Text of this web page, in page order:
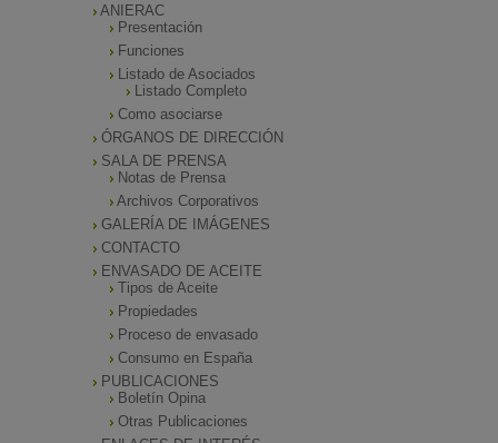
ANIERAC
Presentación
Funciones
Listado de Asociados
Listado Completo
Como asociarse
ÓRGANOS DE DIRECCIÓN
SALA DE PRENSA
Notas de Prensa
Archivos Corporativos
GALERÍA DE IMÁGENES
CONTACTO
ENVASADO DE ACEITE
Tipos de Aceite
Propiedades
Proceso de envasado
Consumo en España
PUBLICACIONES
Boletín Opina
Otras Publicaciones